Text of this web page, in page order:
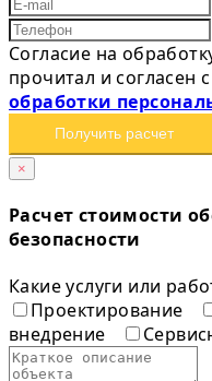
Согласие на
прочитал и согласен
обработки
Получить расчет
×
Расчет стоимости
безопасности
Какие услуги или
Проектирование
внедрение